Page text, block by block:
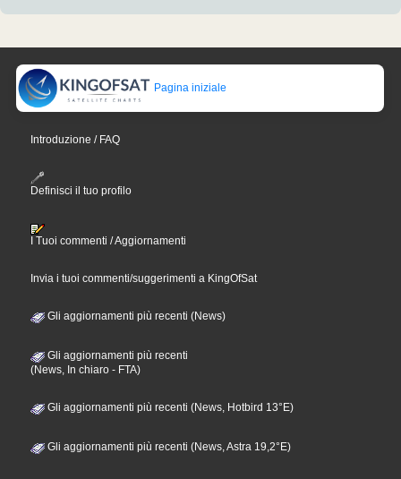
Pagina iniziale
Introduzione / FAQ
Definisci il tuo profilo
I Tuoi commenti / Aggiornamenti
Invia i tuoi commenti/suggerimenti a KingOfSat
Gli aggiornamenti più recenti (News)
Gli aggiornamenti più recenti
(News, In chiaro - FTA)
Gli aggiornamenti più recenti (News, Hotbird 13°E)
Gli aggiornamenti più recenti (News, Astra 19,2°E)